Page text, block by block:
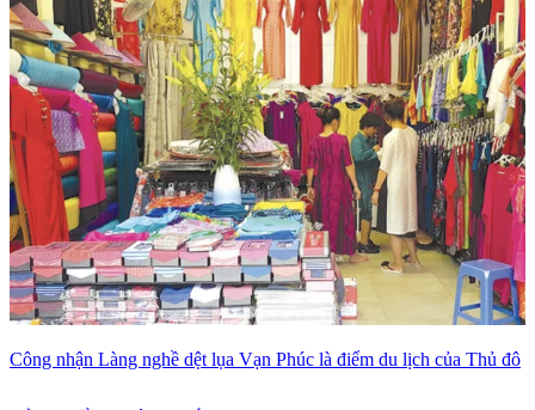
Công nhận Làng nghề dệt lụa Vạn Phúc là điểm du lịch của Thủ đô